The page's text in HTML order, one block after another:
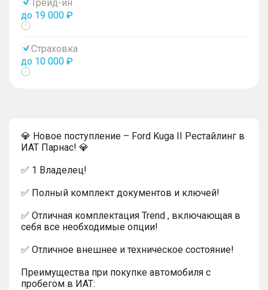
Трейд-ин
до 19 000 ₽
Показать
Страховка
до 10 000 ₽
Показать
💎 Новое поступление – Ford Kuga II Рестайлинг в
ИАТ Парнас! 💎
✅ 1 Владелец!
✅ Полный комплект документов и ключей!
✅ Отличная комплектация Trend , включающая в
себя все необходимые опции!
✅ Отличное внешнее и техническое состояние!
Преимущества при покупке автомобиля с
пробегом в ИАТ: